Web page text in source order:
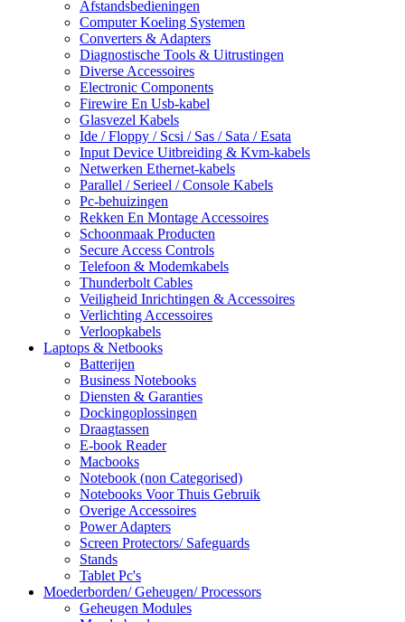
Afstandsbedieningen
Computer Koeling Systemen
Converters & Adapters
Diagnostische Tools & Uitrustingen
Diverse Accessoires
Electronic Components
Firewire En Usb-kabel
Glasvezel Kabels
Ide / Floppy / Scsi / Sas / Sata / Esata
Input Device Uitbreiding & Kvm-kabels
Netwerken Ethernet-kabels
Parallel / Serieel / Console Kabels
Pc-behuizingen
Rekken En Montage Accessoires
Schoonmaak Producten
Secure Access Controls
Telefoon & Modemkabels
Thunderbolt Cables
Veiligheid Inrichtingen & Accessoires
Verlichting Accessoires
Verloopkabels
Laptops & Netbooks
Batterijen
Business Notebooks
Diensten & Garanties
Dockingoplossingen
Draagtassen
E-book Reader
Macbooks
Notebook (non Categorised)
Notebooks Voor Thuis Gebruik
Overige Accessoires
Power Adapters
Screen Protectors/ Safeguards
Stands
Tablet Pc's
Moederborden/ Geheugen/ Processors
Geheugen Modules